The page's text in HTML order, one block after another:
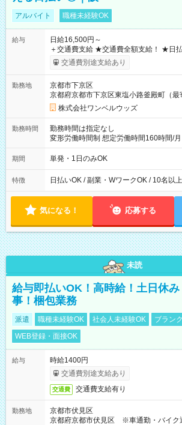
アルバイト 職種未経験OK
給与
日給16,500円～
＋交通費支給 ★交通費全額支給！ ★日払いOK！（規定あり） ┗
働いたその日に現金GET♪ お仕事後は
交通費別途支給あり
勤務地
京都市下京区
京都府京都市下京区東塩小路釜殿町（最
株式会社ワンベルウッズ
勤務時間
勤務時間は指定なし
変形労働時間制 想定労働時間160時間/月 【シフト例】 ・10：
00～20：00
期間 単発・1日のみOK
特徴 日払いOK / 副業・WワークOK / 10名以
気になる！ 応募する
未読
給与即払いOK！高時給！土日休
事！梱包業務
派遣 職種未経験OK 社会人未経験OK
ブラン
WEB登録・面接OK
給与
時給1400円
交通費別途支給あり
交通費 交通費支給有り
勤務地
京都市伏見区
京都府京都市伏見区 ※車通勤・バイク